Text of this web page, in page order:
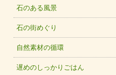
石のある風景
石の街めぐり
自然素材の循環
遅めのしっかりごはん